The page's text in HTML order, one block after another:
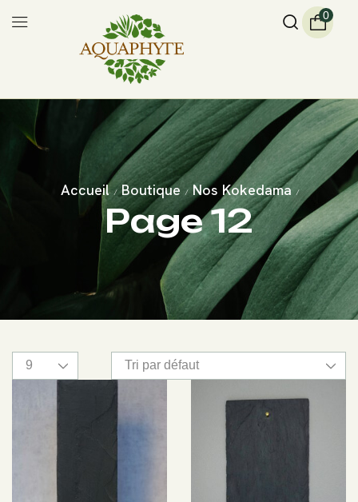
0
Accueil / Boutique / Nos Kokedama /
Page 12